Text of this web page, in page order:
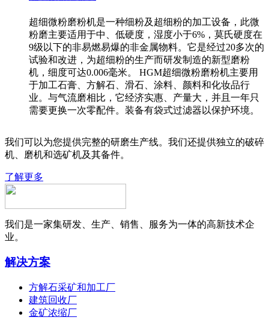
超细微粉磨粉机是一种细粉及超细粉的加工设备，此微
粉磨主要适用于中、低硬度，湿度小于6%，莫氏硬度在
9级以下的非易燃易爆的非金属物料。它是经过20多次的
试验和改进，为超细粉的生产而研发制造的新型磨粉
机，细度可达0.006毫米。 HGM超细微粉磨粉机主要用
于加工石膏、方解石、滑石、涂料、颜料和化妆品行
业。与气流磨相比，它经济实惠、产量大，并且一年只
需要更换一次零配件。装备有袋式过滤器以保护环境。
我们可以为您提供完整的研磨生产线。我们还提供独立的破碎
机、磨机和选矿机及其备件。
了解更多
我们是一家集研发、生产、销售、服务为一体的高新技术企
业。
解决方案
方解石采矿和加工厂
建筑回收厂
金矿浓缩厂